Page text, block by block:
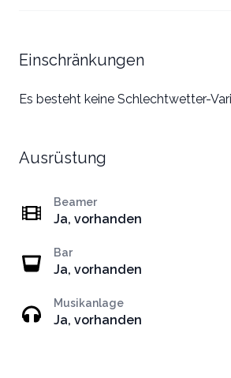
Einschränkungen
Es besteht keine Schlechtwetter-
Ausrüstung
Beamer
Ja, vorhanden
Bar
Ja, vorhanden
Musikanlage
Ja, vorhanden